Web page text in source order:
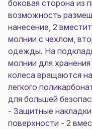
боковая сторона из
возможность
нанесение, 2
молнии с чехлом,
одежды. На
молнии для
колеса вращаются
легкого
для большей
- Защитные
поверхности - 2